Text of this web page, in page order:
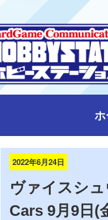
2022年6月24日
ヴァイスシ
Cars 9月9日(